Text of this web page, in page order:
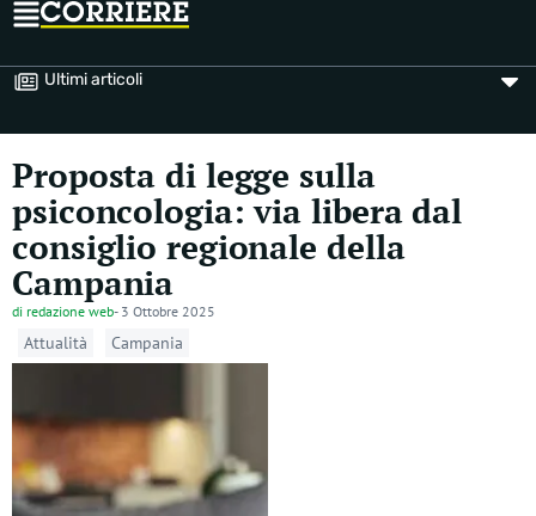
Ultimi articoli
Proposta di legge sulla
psiconcologia: via libera dal
consiglio regionale della
Campania
di redazione web- 3 Ottobre 2025
Attualità Campania